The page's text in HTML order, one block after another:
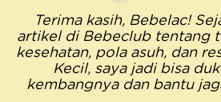
Terima kasih, Bebelac!
artikel di Bebeclub tentang
kesehatan, pola asuh, dan
Kecil, saya jadi bisa
kembangnya dan bantu